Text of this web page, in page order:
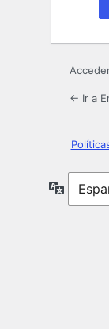
← Ir a
Idioma